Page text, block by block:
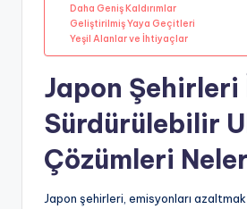
Daha Geniş Kaldırımlar
Geliştirilmiş Yaya Geçitleri
Yeşil Alanlar ve İhtiyaçlar
Japon Şehirleri
Sürdürülebilir
Çözümleri
Japon şehirleri, emisyonları